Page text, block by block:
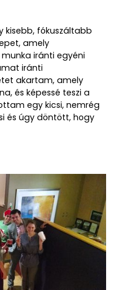
kisebb, fókuszáltabb
amely
iránti egyéni
iránti
akartam, amely
és képessé teszi a
egy kicsi, nemrég
és úgy döntött, hogy